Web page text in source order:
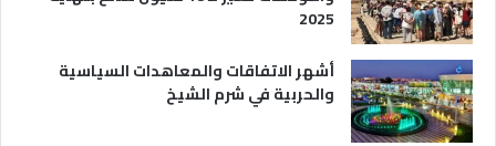
2025
أشهر الاتفاقات والمعاهدات السياسية
والحربية في شرم الشيخ